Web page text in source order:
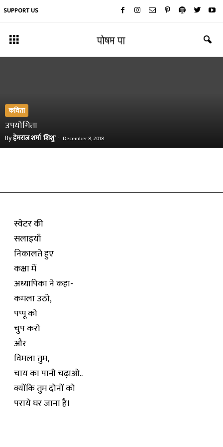
SUPPORT US
कविता
उपयोगिता
Byहेमराज शर्मा 'शिशु'- December 8, 2018
स्वेटर की
सलाइयाँ
निकालते हुए
कक्षा में
अध्यापिका ने कहा-
कमला उठो,
पप्पू को
चुप करो
और
विमला तुम,
चाय का पानी चढ़ाओ..
क्योंकि तुम दोनों को
पराये घर जाना है।